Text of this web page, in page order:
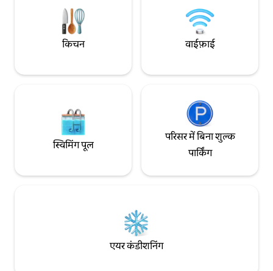
किचन वाईफ़ाई
स्विमिंग पूल
परिसर में बिना शुल्क
पार्किंग
एयर कंडीशनिंग